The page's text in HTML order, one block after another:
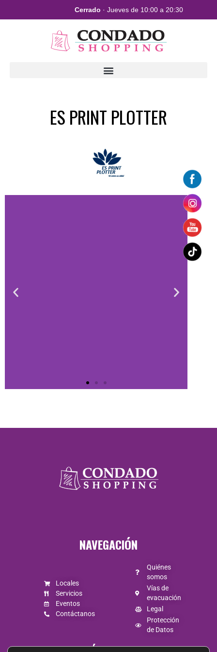
Cerrado · Jueves de 10:00 a 20:30
ES PRINT PLOTTER
Lunes a
Jueves de
Sábado de
10:00 a 21:00
Domingo de
10:00 a 20:00
NAVEGACIÓN
Locales
Servicios
Eventos
Contáctanos
Quiénes
somos
Vías de
evacuación
Legal
Protección
de Datos